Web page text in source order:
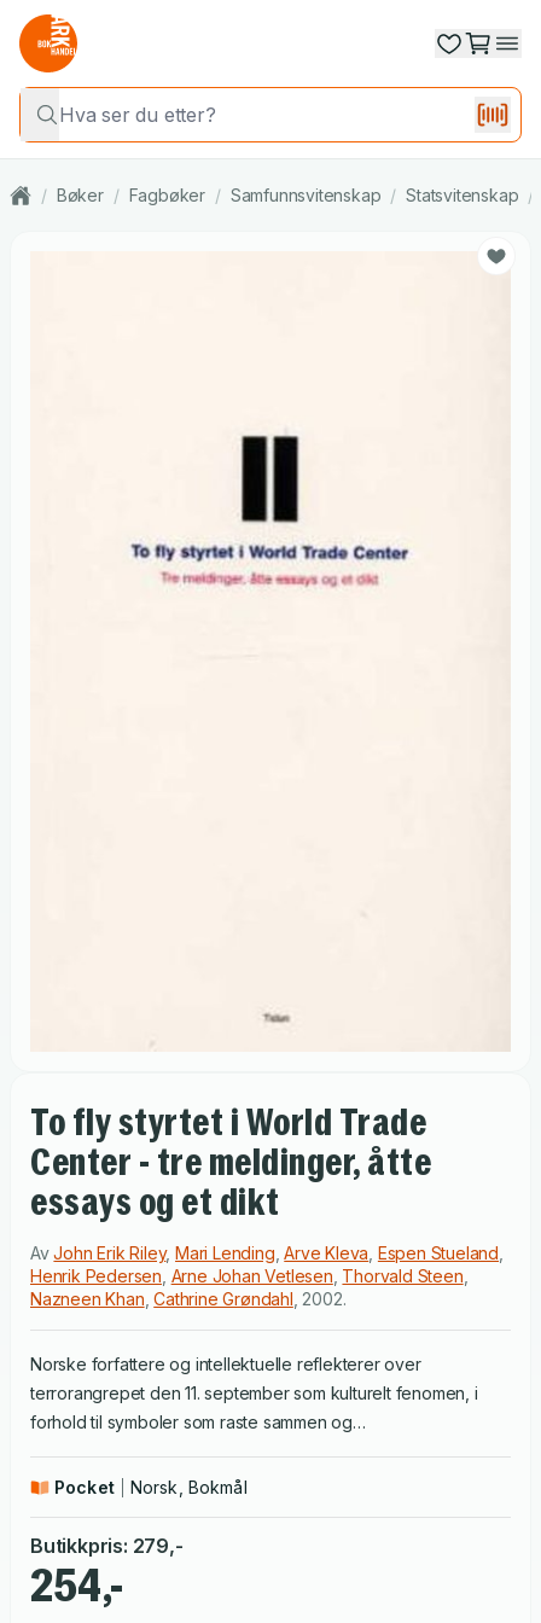
/ Bøker / Fagbøker / Samfunnsvitenskap / Statsvitenskap /
To fly styrtet i World Trade
Center - tre meldinger, åtte
essays og et dikt
AvJohn Erik Riley,Mari Lending ,Arve Kleva Espen Stueland
Henrik Pedersen Arne Johan Vetlesen Thorvald Steen
Nazneen Khan ,Cathrine Grøndahl 2002.
Norske forfattere og intellektuelle reflekterer over
terrorangrepet den 11. september som kulturelt fenomen, i
forhold til symboler som raste sammen og
11. september var et angrep på symboler. To sentrale bilder
karakter. Bildene på denne endringen kan vi se igjen og igjen
og igjen. Hva gjør de med oss? Antologien har gitt forfattere
og intellektuelle, som på en eller annen måte arbeider i et felt
Pocket Norsk, Bokmål
Butikkpris: 279,-
254,-